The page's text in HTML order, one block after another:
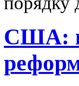
США: